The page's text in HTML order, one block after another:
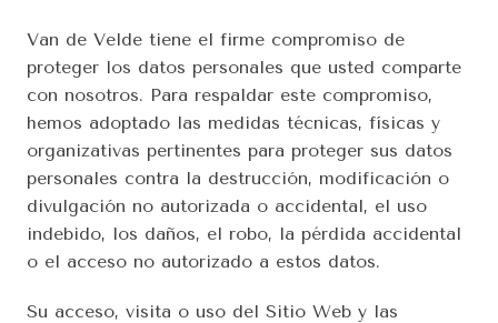
Van de Velde tiene el firme compromiso de
proteger los datos personales que usted comparte
con nosotros. Para respaldar este compromiso,
hemos adoptado las medidas técnicas, físicas y
organizativas pertinentes para proteger sus datos
personales contra la destrucción, modificación o
divulgación no autorizada o accidental, el uso
indebido, los daños, el robo, la pérdida accidental
o el acceso no autorizado a estos datos.
Su acceso, visita o uso del Sitio Web y las